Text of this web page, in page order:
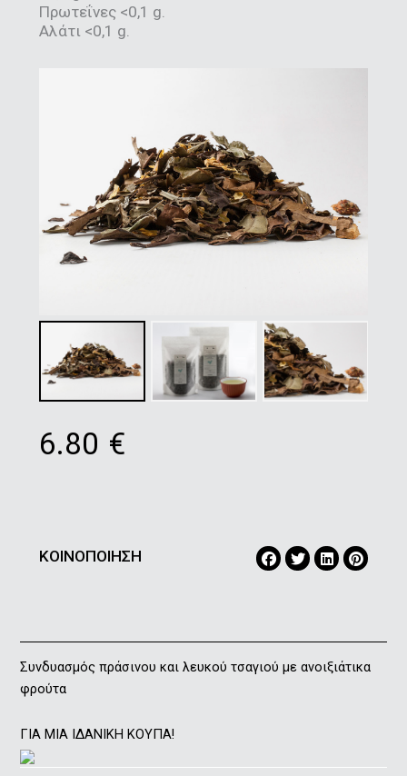
Πρωτεΐνες <0,1 g.
Αλάτι <0,1 g.
6.80 €
ΚΟΙΝΟΠΟΙΗΣΗ
Συνδυασμός πράσινου και λευκού τσαγιού με ανοιξιάτικα
φρούτα
ΓΙΑ ΜΙΑ ΙΔΑΝΙΚΗ ΚΟΥΠΑ!